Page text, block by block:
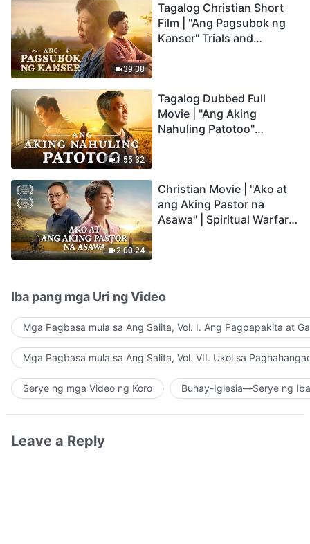
39:38
Tagalog Christian Short
Film | "Ang Pagsubok ng
Kanser" Trials and
1:55:32
Tagalog Dubbed Full
Movie | "Ang Aking
Nahuling Patotoo"
2:00:24
Christian Movie | "Ako at
ang Aking Pastor na
Asawa" | Spiritual Warfare
Iba pang mga Uri ng Video
Mga Pagbasa mula sa Ang Salita, Vol. I. Ang Pagpapakita at
Mga Pagbasa mula sa Ang Salita, Vol. VII. Ukol sa
Serye ng mga Video ng Koro Buhay-Iglesia—Serye ng
Leave a Reply